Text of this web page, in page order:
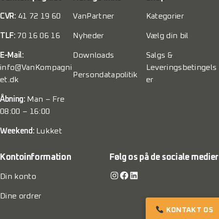
CVR: 41 72 19 60
TLF: 70 16 06 16
E-Mail:
info@VanKompagni
et.dk
Åbning: Man – Fre
08:00 – 16:00
Weekend: Lukket
VanPartner
Nyheder
Downloads
Persondatapolitik
Kategorier
Vælg din bil
Salgs &
Leveringsbetingels
er
Kontoinformation
Din konto
Dine ordrer
Følg os på de sociale medier
Instagram Facebook LinkedIn
KONTAKT OS